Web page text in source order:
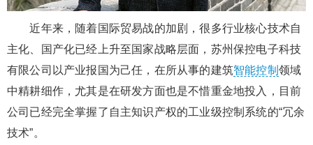
近年来，随着国际贸易战的加剧，很多行业核心技术自
主化、国产化已经上升至国家战略层面，苏州保控电子科技
有限公司以产业报国为己任，在所从事的建筑智能控制 领域
中精耕细作，尤其是在研发方面也是不惜重金地投入，目前
公司已经完全掌握了自主知识产权的工业级控制系统的“冗余
技术”。